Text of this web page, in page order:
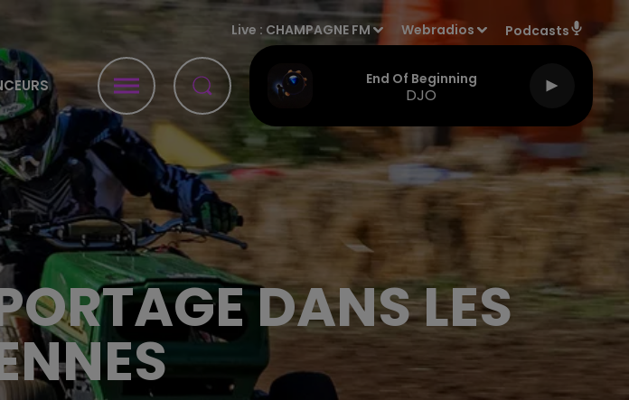
Live : CHAMPAGNE FM Webradios Podcasts
End Of Beginning
DJO
DANS LES